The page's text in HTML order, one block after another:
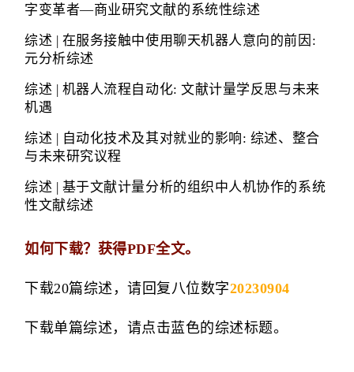
字变革者—商业研究文献的系统性综述
综述 | 在服务接触中使用聊天机器人意向的前因:
元分析综述
综述 | 机器人流程自动化: 文献计量学反思与未来
机遇
综述 | 自动化技术及其对就业的影响: 综述、整合
与未来研究议程
综述 | 基于文献计量分析的组织中人机协作的系统
性文献综述
如何下载？获得PDF全文。
下载20篇综述，请回复八位数字20230904
下载单篇综述，请点击蓝色的综述标题。